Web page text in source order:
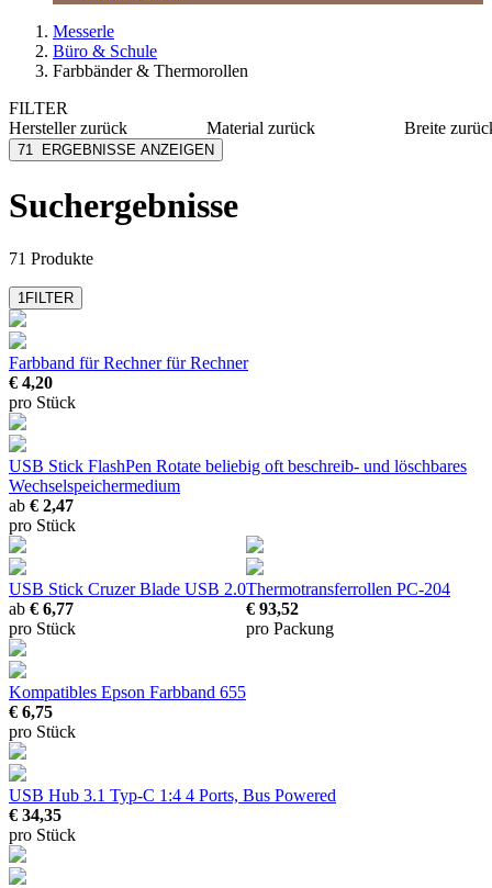
Messerle
Büro & Schule
Farbbänder & Thermorollen
FILTER
Herstellerzurück
Arofol
Canon
Durable
mehr anzeigen
Material zurück
Filz
Breite
71 ERGEBNISSE ANZEIGEN
Suchergebnisse
71 Produkte
1FILTER
Farbband für Rechnerfür Rechner
€ 4,20
pro Stück
USB Stick FlashPen Rotate beliebig oft beschreib- und löschbares
Wechselspeichermedium
ab € 2,47
pro Stück
USB Stick Cruzer Blade USB 2.0
ab € 6,77
pro Stück
Thermotransferrollen PC-204
€ 93,52
pro Packung
Kompatibles Epson Farbband 655
€ 6,75
pro Stück
USB Hub 3.1 Typ-C 1:4 4 Ports, Bus Powered
€ 34,35
pro Stück